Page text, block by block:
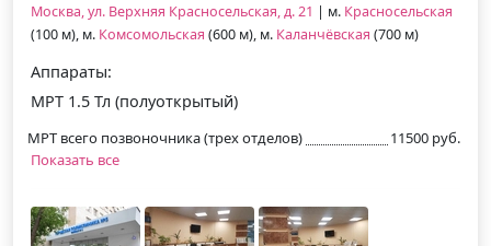
Москва, ул. Верхняя Красносельская, д. 21 | м. Красносельская
(100 м), м. Комсомольская (600 м), м. Каланчёвская (700 м)
Аппараты:
МРТ 1.5 Тл (полуоткрытый)
МРТ всего позвоночника (трех отделов)
11500 руб.
Показать все